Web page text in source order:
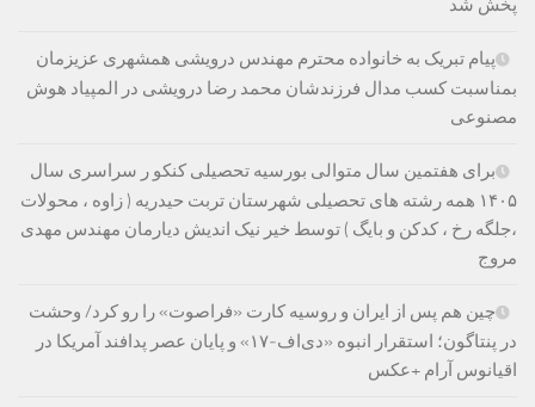
پخش شد
پیام تبریک به خانواده محترم مهندس درویشی همشهری عزیزمان
بمناسبت کسب مدال فرزندشان محمد رضا درویشی در المپیاد هوش
مصنوعی
برای هفتمین سال متوالی بورسیه تحصیلی کنکو ر سراسری سال
۱۴۰۵ همه رشته های تحصیلی شهرستان تربت حیدریه ( زاوه ، محولات
،جلگه رخ ، کدکن و بایگ ) توسط خیر نیک اندیش دیارمان مهندس مهدی
مروج
چین هم پس از ایران و روسیه کارت «فراصوت» را رو کرد/ وحشت
در پنتاگون؛ استقرار انبوه «دی‌اف‑۱۷» و پایان عصر پدافند آمریکا در
اقیانوس آرام +عکس